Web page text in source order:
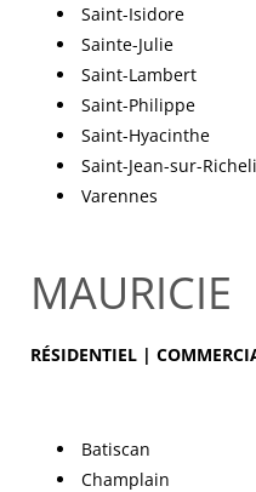
Saint-Isidore
Sainte-Julie
Saint-Lambert
Saint-Philippe
Saint-Hyacinthe
Saint-Jean-sur-
Varennes
MAURICIE
RÉSIDENTIEL |
Batiscan
Champlain